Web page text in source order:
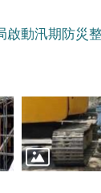
啟動汛期防災